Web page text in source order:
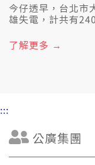
今仔透早，台北市
雄失電，計共有
誠歹勢。台電表示
電。
了解更多 →
:::
公廣集團